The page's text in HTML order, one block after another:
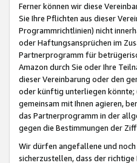
Ferner können wir diese
Sie Ihre Pflichten aus dieser
Programmrichtlinien) nicht
oder Haftungsansprüchen im
Partnerprogramm für
Amazon durch Sie oder Ihre
dieser Vereinbarung oder den
oder künftig unterliegen könnte;
gemeinsam mit Ihnen agieren,
das Partnerprogramm in der
gegen die Bestimmungen der
Wir dürfen angefallene und
sicherzustellen, dass der